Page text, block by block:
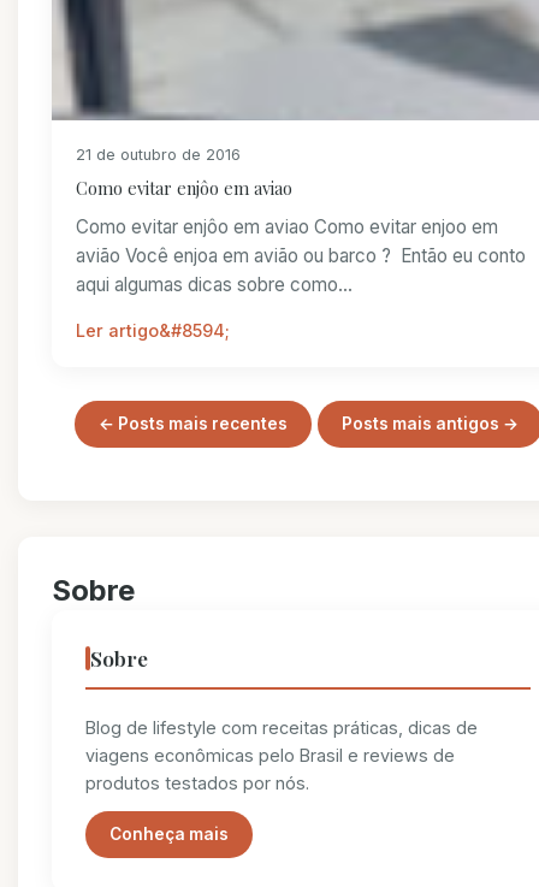
21 de outubro de 2016
Como evitar enjôo em aviao
Como evitar enjôo em aviao Como evitar enjoo em
avião Você enjoa em avião ou barco ? Então eu conto
aqui algumas dicas sobre como...
Ler artigo
← Posts mais recentes Posts mais antigos →
Sobre
Sobre
Blog de lifestyle com receitas práticas, dicas de
viagens econômicas pelo Brasil e reviews de
produtos testados por nós.
Conheça mais